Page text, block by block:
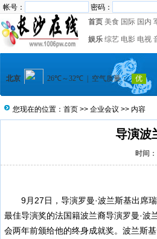
帐号： 密码：
首页 美食 国际 国内
娱乐 综艺 电影 电视
您现在的位置： 首页 >> 企业会议 >> 内容
导演波
时间
9月27日，导演罗曼·波兰斯基出席瑞
最佳导演奖的法国籍波兰裔导演罗曼·
会两年前颁给他的终身成就奖。波兰斯